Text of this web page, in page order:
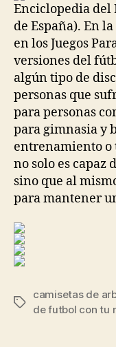
Enciclopedia del
de España). En
en los Juegos
versiones del
algún tipo de
personas que
para personas
para gimnasia y
entrenamiento o
no solo es capaz
sino que al
para mantener
Etiquetas
camisetas de
de futbol con tu